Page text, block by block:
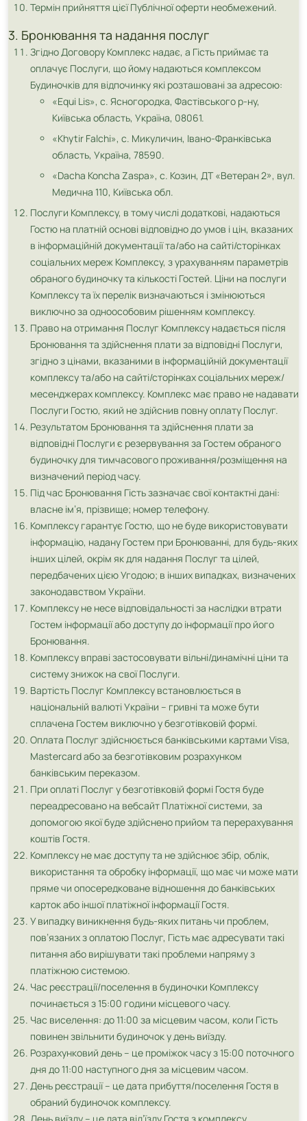
Термін прийняття цієї Публічної оферти необмежений.
3. Бронювання та надання послуг
Згідно Договору Комплекс надає, а Гість приймає та
оплачує Послуги, що йому надаються комплексом
Будиночків для відпочинку які розташовані за адресою:
«Equi Lis», c. Ясногородка, Фастівського р-ну,
Київська область, Україна, 08061.
«Khytir Falchi», с. Микуличин, Івано-Франківська
область, Україна, 78590.
«Dacha Koncha Zaspa», с. Козин, ДТ «Ветеран 2», вул.
Медична 110, Київська обл.
Послуги Комплексу, в тому числі додаткові, надаються
Гостю на платній основі відповідно до умов і цін, вказаних
в інформаційній документації та/або на сайті/сторінках
соціальних мереж Комплексу, з урахуванням параметрів
обраного будиночку та кількості Гостей. Ціни на послуги
Комплексу та їх перелік визначаються і змінюються
виключно за одноособовим рішенням комплексу.
Право на отримання Послуг Комплексу надається після
Бронювання та здійснення плати за відповідні Послуги,
згідно з цінами, вказаними в інформаційній документації
комплексу та/або на сайті/сторінках соціальних мереж/
месенджерах комплексу. Комплекс має право не надавати
Послуги Гостю, який не здійснив повну оплату Послуг.
Результатом Бронювання та здійснення плати за
відповідні Послуги є резервування за Гостем обраного
будиночку для тимчасового проживання/розміщення на
визначений період часу.
Під час Бронювання Гість зазначає свої контактні дані:
власне ім’я, прізвище; номер телефону.
Комплексу гарантує Гостю, що не буде використовувати
інформацію, надану Гостем при Бронюванні, для будь-яких
інших цілей, окрім як для надання Послуг та цілей,
передбачених цією Угодою; в інших випадках, визначених
законодавством України.
Комплексу не несе відповідальності за наслідки втрати
Гостем інформації або доступу до інформації про його
Бронювання.
Комплексу вправі застосовувати вільні/динамічні ціни та
систему знижок на свої Послуги.
Вартість Послуг Комплексу встановлюється в
національній валюті України – гривні та може бути
сплачена Гостем виключно у безготівковій формі.
Оплата Послуг здійснюється банківськими картами Visa,
Mastercard або за безготівковим розрахунком
банківським переказом.
При оплаті Послуг у безготівковій формі Гостя буде
переадресовано на вебсайт Платіжної системи, за
допомогою якої буде здійснено прийом та перерахування
коштів Гостя.
Комплексу не має доступу та не здійснює збір, облік,
використання та обробку інформації, що має чи може мати
пряме чи опосередковане відношення до банківських
карток або іншої платіжної інформації Гостя.
У випадку виникнення будь-яких питань чи проблем,
пов’язаних з оплатою Послуг, Гість має адресувати такі
питання або вирішувати такі проблеми напряму з
платіжною системою.
Час реєстрації/поселення в будиночки Комплексу
починається з 15:00 години місцевого часу.
Час виселення: до 11:00 за місцевим часом, коли Гість
повинен звільнити будиночок у день виїзду.
Розрахунковий день – це проміжок часу з 15:00 поточного
дня до 11:00 наступного дня за місцевим часом.
День реєстрації – це дата прибуття/поселення Гостя в
обраний будиночок комплексу.